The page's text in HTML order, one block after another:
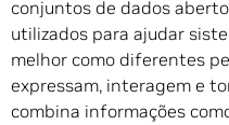
conjuntos de dados
utilizados para ajudar
melhor como diferentes
expressam, interagem e
combina informações